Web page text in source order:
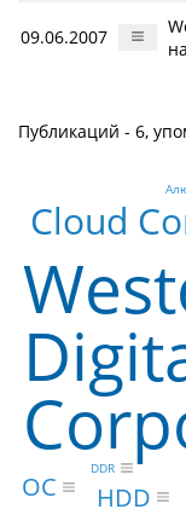
09.06.2007
Публикаций - 6,
Cloud
ОС HDD
DDR